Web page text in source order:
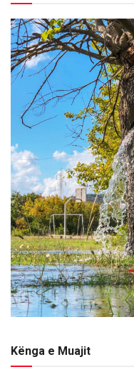
Kënga e Muajit